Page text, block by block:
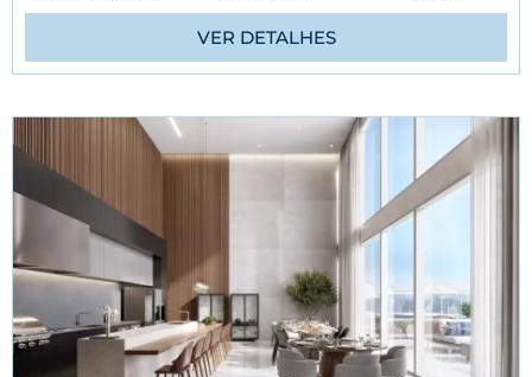
VER DETALHES